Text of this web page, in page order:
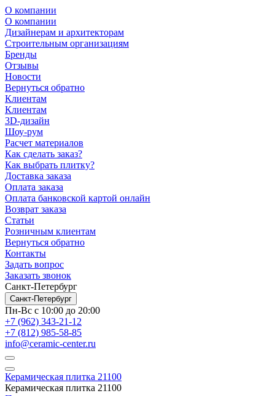
О компании
О компании
Дизайнерам и архитекторам
Строительным организациям
Бренды
Отзывы
Новости
Вернуться обратно
Клиентам
Клиентам
3D-дизайн
Шоу-рум
Расчет материалов
Как сделать заказ?
Как выбрать плитку?
Доставка заказа
Оплата заказа
Оплата банковской картой онлайн
Возврат заказа
Статьи
Розничным клиентам
Вернуться обратно
Контакты
Задать вопрос
Заказать звонок
Санкт-Петербург
Санкт-Петербург
Пн-Вс с 10:00 до 20:00
+7 (962) 343-21-12
+7 (812) 985-58-85
info@ceramic-center.ru
Керамическая плитка 21100
Керамическая плитка 21100